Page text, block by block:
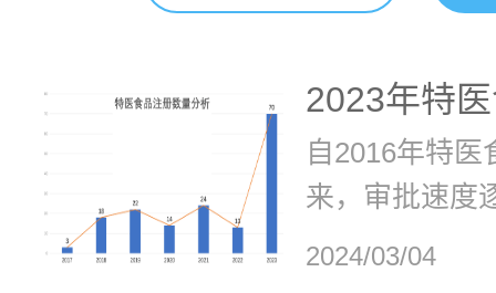
2023年特
自2016年特
来，审批速度
行业发展步入
2024/03/04